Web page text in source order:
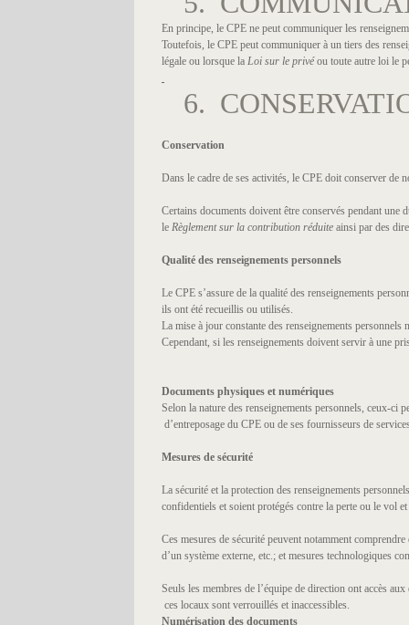
En principe, le CPE ne peut communiquer les
Toutefois, le CPE peut communiquer à un tiers des
légale ou lorsque la Loi sur le privéou toute autre loi le
6.
Conservation
Dans le cadre de ses activités, le CPE doit conserver de
Certains documents doivent être conservés pendant une
le Règlement sur la contribution réduite ainsi par des
Qualité des renseignements personnels
Le CPE s’assure de la qualité des renseignements
ils ont été recueillis ou utilisés.
La mise à jour constante des renseignements
Cependant, si les renseignements doivent servir à une
Documents physiques et numériques
Selon la nature des renseignements personnels, ceux-ci
d’entreposage du CPE ou de ses fournisseurs de
Mesures de sécurité
La sécurité et la protection des renseignements
confidentiels et soient protégés contre la perte ou le vol
Ces mesures de sécurité peuvent notamment
d’un système externe, etc.; et mesures technologiques
Seuls les membres de l’équipe de direction ont accès
ces locaux sont verrouillés et inaccessibles.
Numérisation des documents